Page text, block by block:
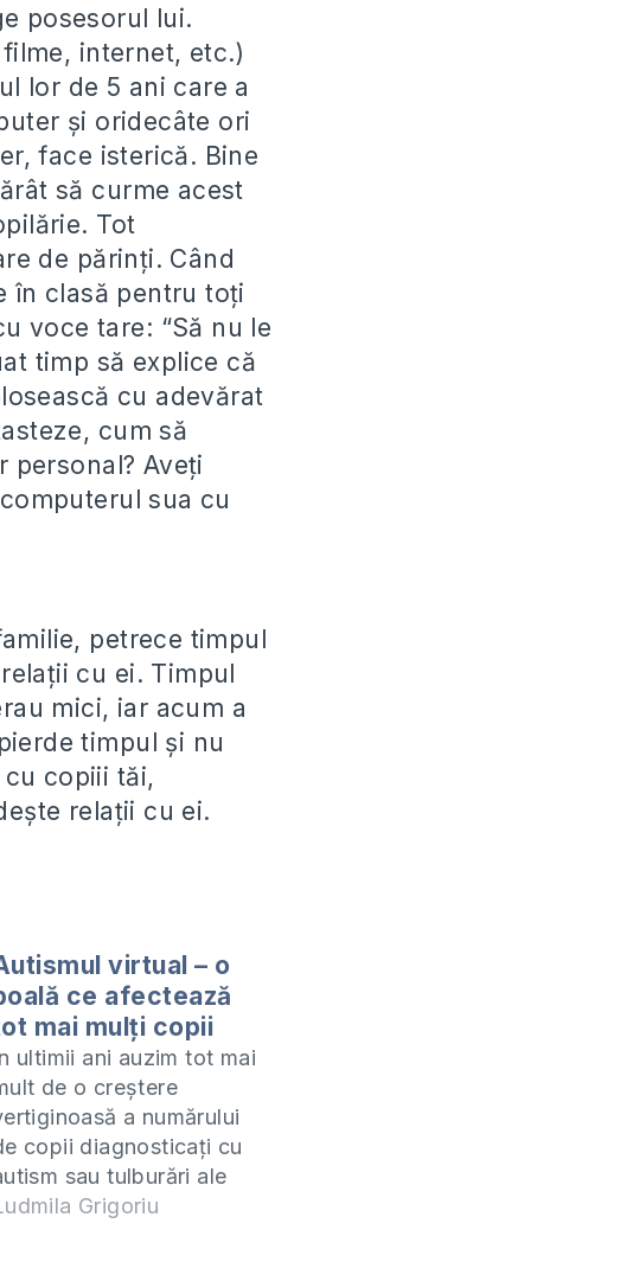
posesorul lui.
internet, etc.)
lor de 5 ani care a
şi oridecâte ori
face isterică. Bine
să curme acest
Tot
de părinţi. Când
în clasă pentru toţi
voce tare: “Să nu le
timp să explice că
cu adevărat
cum să
personal? Aveţi
sua cu
petrece timpul
cu ei. Timpul
mici, iar acum a
timpul şi nu
copiii tăi,
relaţii cu ei.
virtual – o
ce afectează
mai mulți copii
ultimii ani auzim tot mai
de o creștere
a numărului
copii diagnosticați cu
sau tulburări ale
autist. Foarte
Grigoriu